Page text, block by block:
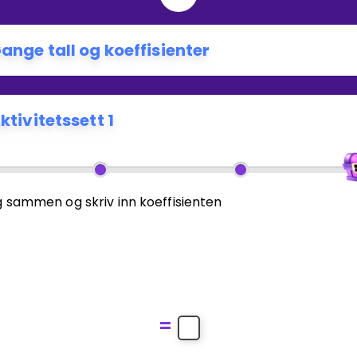
tall og koeffisienter
1
sammen og skriv inn koeffisienten
=